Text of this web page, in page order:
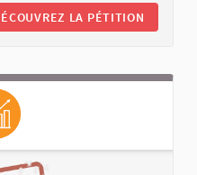
LA PÉTITION